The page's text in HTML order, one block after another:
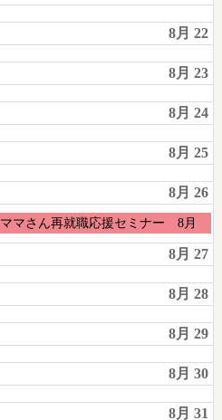
8月 22
8月 23
8月 24
8月 25
8月 26
ママさん再就職応援セミナー 8月
8月 27
8月 28
8月 29
8月 30
8月 31